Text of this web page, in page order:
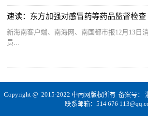
速读：东方加强对感冒药等药品监督检查
新海南客户端、南海网、南国都市报12月13日
员...
Copyright @ 2015-2022 中南网版权所有 备案号：
联系邮箱：514 676